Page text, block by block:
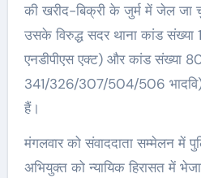
की खरीद-बिक्री के जुर्म में जेल जा
उसके विरुद्ध सदर थाना कांड
एनडीपीएस एक्ट) और कांड संख्या
341/326/307/504/506 भादवि)
हैं।
मंगलवार को संवाददाता सम्मेलन में
अभियुक्त को न्यायिक हिरासत में